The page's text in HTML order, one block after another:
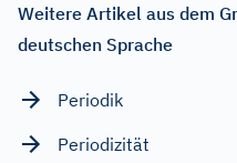
Weitere Artikel aus dem
deutschen Sprache
Periodik
Periodizität